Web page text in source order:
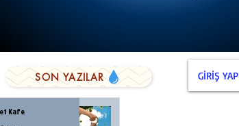
GİRİŞ YAP
SON YAZILAR
Kafe